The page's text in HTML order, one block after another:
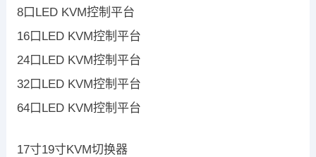
8口LED KVM控制平台
16口LED KVM控制平台
24口LED KVM控制平台
32口LED KVM控制平台
64口LED KVM控制平台
17寸19寸KVM切换器